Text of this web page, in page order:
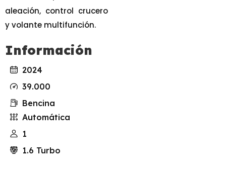
aleación, control crucero
y volante multifunción.
Información
2024
39.000
Bencina
Automática
1
1.6 Turbo